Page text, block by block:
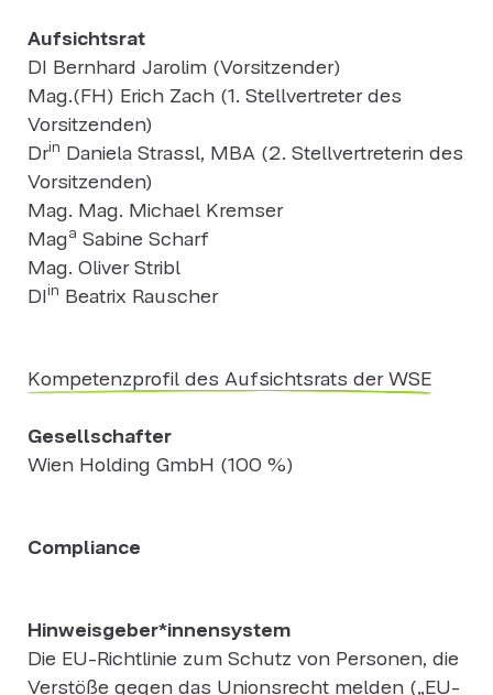
Aufsichtsrat
DI Bernhard Jarolim (Vorsitzender)
Mag.(FH) Erich Zach (1. Stellvertreter des
Vorsitzenden)
Drin Daniela Strassl, MBA (2. Stellvertreterin des
Vorsitzenden)
Mag. Mag. Michael Kremser
Maga Sabine Scharf
Mag. Oliver Stribl
DIin Beatrix Rauscher
Kompetenzprofil des Aufsichtsrats der WSE
Gesellschafter
Wien Holding GmbH (100 %)
Compliance
Hinweisgeber*innensystem
Die EU-Richtlinie zum Schutz von Personen, die
Verstöße gegen das Unionsrecht melden („EU-